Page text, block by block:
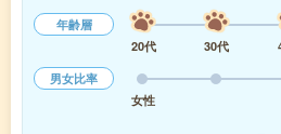
年齢層
20代
30代
男女比率
女性